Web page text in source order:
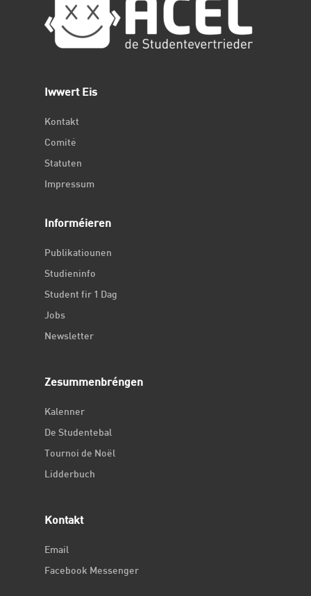
Iwwert Eis
Kontakt
Comité
Statuten
Impressum
Informéieren
Publikatiounen
Studieninfo
Student fir 1 Dag
Jobs
Newsletter
Zesummenbréngen
Kalenner
De Studentebal
Tournoi de Noël
Lidderbuch
Kontakt
Email
Facebook Messenger